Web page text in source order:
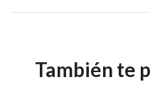
También te